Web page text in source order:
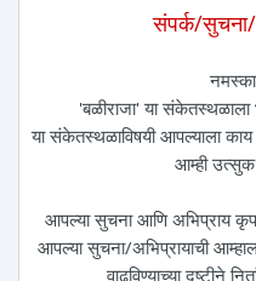
संपर्क/
'बळीराजा' या संकेतस्थळाला
या संकेतस्थळाविषयी आपल्याला
आम्ही
आपल्या सुचना आणि अभिप्राय
आपल्या सुचना/अभिप्रायाची
वाढविण्याच्या दृष्टीने